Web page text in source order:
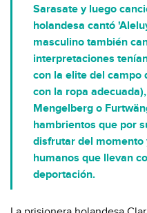
Sarasate y luego
holandesa cantó
masculino también
interpretaciones
con la elite del campo
con la ropa
Mengelberg o
hambrientos que por
disfrutar del momento
humanos que llevan
deportación.